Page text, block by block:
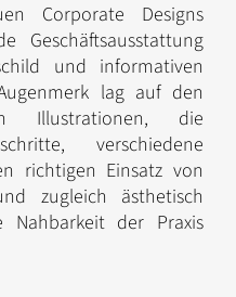
Corporate Designs
Geschäftsausstattung
und informativen
lag auf den
Illustrationen, die
verschiedene
richtigen Einsatz von
zugleich ästhetisch
der Praxis